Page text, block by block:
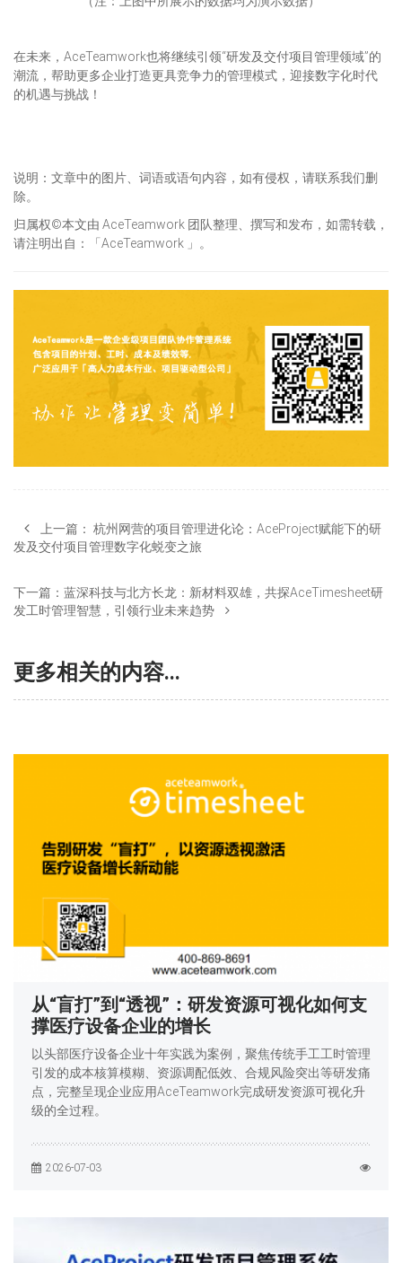
在未来，AceTeamwork也将继续引领“研发及交付项目管理领域”的
潮流，帮助更多企业打造更具竞争力的管理模式，迎接数字化时代
的机遇与挑战！
说明：文章中的图片、词语或语句内容，如有侵权，请联系我们删
除。
归属权©本文由 AceTeamwork 团队整理、撰写和发布，如需转载，
请注明出自：「AceTeamwork 」。
上一篇： 杭州网营的项目管理进化论：AceProject赋能下的研
发及交付项目管理数字化蜕变之旅
下一篇： 蓝深科技与北方长龙：新材料双雄，共探AceTimesheet研
发工时管理智慧，引领行业未来趋势
更多相关的内容...
从“盲打”到“透视”：研发资源可视化如何支
撑医疗设备企业的增长
以头部医疗设备企业十年实践为案例，聚焦传统手工工时管理
引发的成本核算模糊、资源调配低效、合规风险突出等研发痛
点，完整呈现企业应用AceTeamwork完成研发资源可视化升
级的全过程。
2026-07-03